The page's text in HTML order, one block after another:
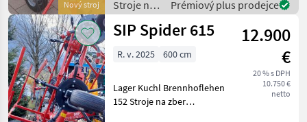
Nový stroj
Stroje na
zber
objemových
SIP
Prémiový plus prodejce
SIP Spider 615
12.900
€
20 % s DPH
10.750 €
netto
R. v. 2025 600 cm
Lager Kuchl Brennhoflehen
152 Stroje na zber